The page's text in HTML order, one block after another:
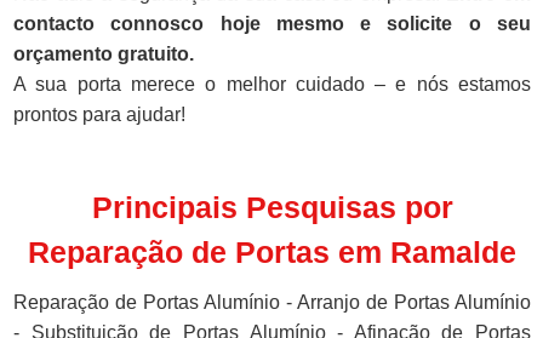
contacto connosco hoje mesmo e solicite o seu
orçamento gratuito.
A sua porta merece o melhor cuidado – e nós estamos
prontos para ajudar!
Principais Pesquisas por
Reparação de Portas em Ramalde
Reparação de Portas Alumínio - Arranjo de Portas Alumínio
- Substituição de Portas Alumínio - Afinação de Portas